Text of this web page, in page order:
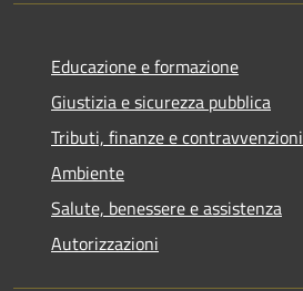
Educazione e formazione
Giustizia e sicurezza pubblica
Tributi, finanze e contravvenzioni
Ambiente
Salute, benessere e assistenza
Autorizzazioni